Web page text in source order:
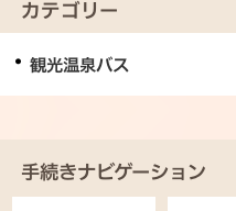
カテゴリー
観光温泉バス
手続きナビゲーション